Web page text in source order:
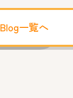
Blog一覧へ